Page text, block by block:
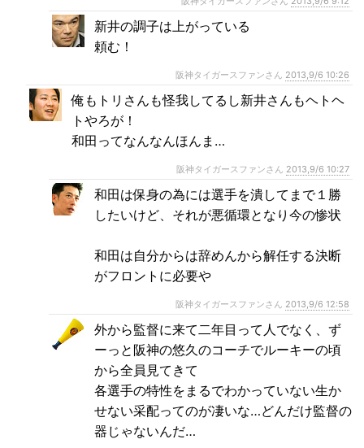
新井の調子は上がっている
頼む！
阪神タイガースファンさん 2013,9/6 10:26
俺もトリさんも怪我してるし新井さんもヘトヘ
トやろが！
和田ってなんなんほんま…
阪神タイガースファンさん 2013,9/6 10:27
和田は保身の為には選手を潰してまで１勝
したいけど、それが悪循環となり今の惨状
和田は自分からは辞めんから解任する決断
がフロントに必要や
阪神タイガースファンさん 2013,9/6 12:58
外から監督に来て二年目って人でなく、ず
ーっと阪神の悠久のコーチでルーキーの頃
から全員見てきて
各選手の特性をまるでわかっていない生か
せない采配ってのが凄いな…どんだけ監督の
器じゃないんだ…